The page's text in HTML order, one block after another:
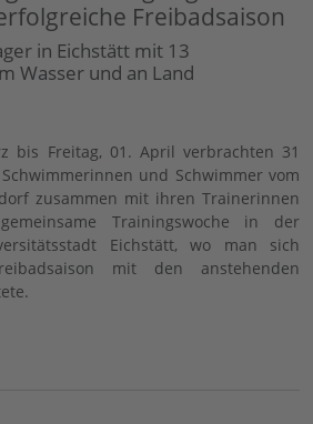
Freibadsaison
in Eichstätt mit 13
Wasser und an Land
bis Freitag, 01. April verbrachten 31
und Schwimmer vom
zusammen mit ihren Trainerinnen
Trainingswoche in der
Eichstätt, wo man sich
mit den anstehenden